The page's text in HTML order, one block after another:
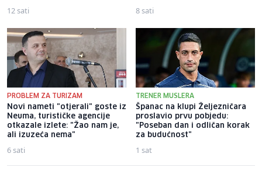
12 sati 8 sati
PROBLEM ZA TURIZAM
Novi nameti "otjerali" goste iz
Neuma, turističke agencije
otkazale izlete: "Žao nam je,
ali izuzeća nema"
6 sati
TRENER MUSLERA
Španac na klupi Željezničara
proslavio prvu pobjedu:
"Poseban dan i odličan korak
za budućnost"
1 sat